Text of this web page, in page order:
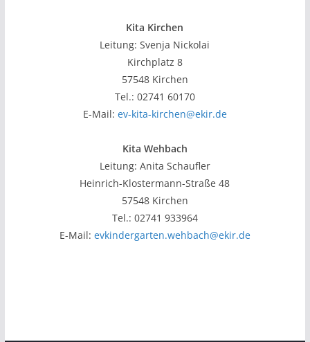
Kita Kirchen
Leitung: Svenja Nickolai
Kirchplatz 8
57548 Kirchen
Tel.: 02741 60170
E-Mail: ev-kita-kirchen@ekir.de
Kita Wehbach
Leitung: Anita Schaufler
Heinrich-Klostermann-Straße 48
57548 Kirchen
Tel.: 02741 933964
E-Mail: evkindergarten.wehbach@ekir.de